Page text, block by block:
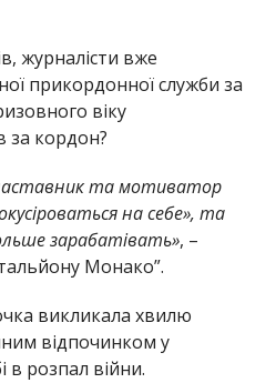
журналісти вже
прикордонної служби за
віку
за кордон?
та мотиватор
на себе», та
зарабатівать», –
Монако”.
викликала хвилю
відпочинком у
в розпал війни.